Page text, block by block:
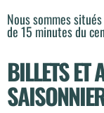
Nous sommes
de 15 minutes du
BILLETS ET